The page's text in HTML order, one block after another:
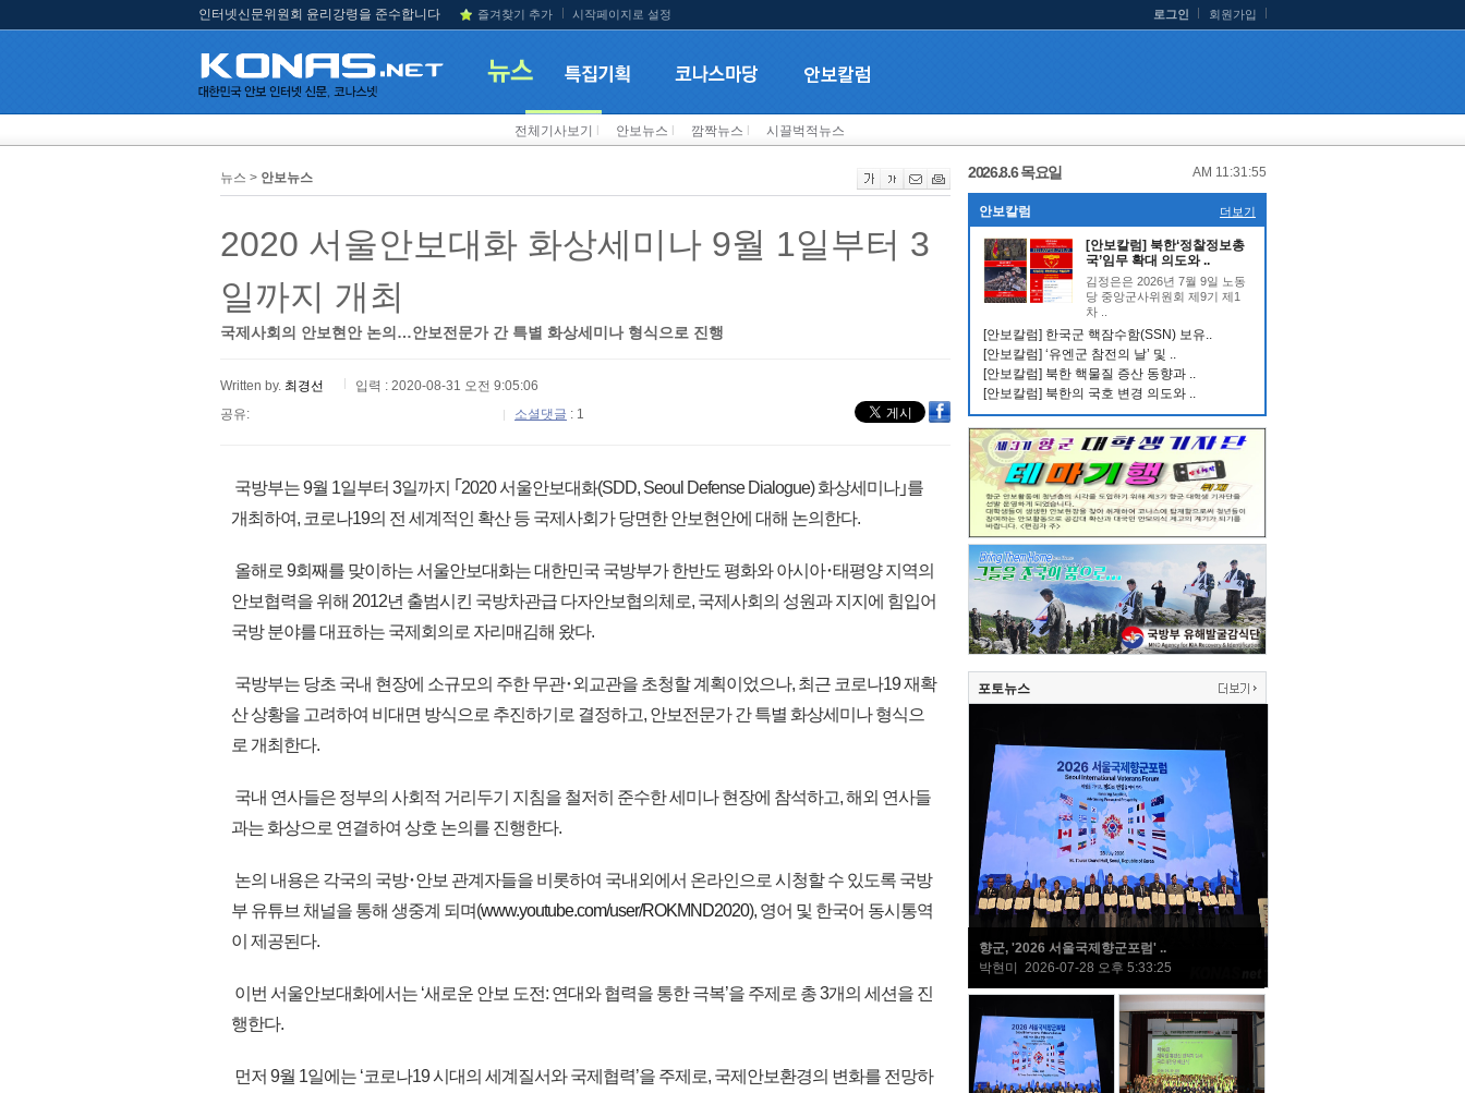
인터넷신문위원회 윤리강령을 준수합니다 즐겨찾기 추가 시작페이지로 설정 로그인 회원가입
전체기사보기 안보뉴스 깜짝뉴스 시끌벅적뉴스
뉴스 > 안보뉴스
2020 서울안보대화 화상세미나 9월 1일부터 3
일까지 개최
국제사회의 안보현안 논의…안보전문가 간 특별 화상세미나 형식으로 진행
Written by. 최경선
입력 : 2020-08-31 오전 9:05:06
공유:
소셜댓글 : 1
국방부는 9월 1일부터 3일까지 ｢2020 서울안보대화(SDD, Seoul Defense Dialogue) 화상세미나｣를
개최하여, 코로나19의 전 세계적인 확산 등 국제사회가 당면한 안보현안에 대해 논의한다.
올해로 9회째를 맞이하는 서울안보대화는 대한민국 국방부가 한반도 평화와 아시아･태평양 지역의
안보협력을 위해 2012년 출범시킨 국방차관급 다자안보협의체로, 국제사회의 성원과 지지에 힘입어
국방 분야를 대표하는 국제회의로 자리매김해 왔다.
국방부는 당초 국내 현장에 소규모의 주한 무관･외교관을 초청할 계획이었으나, 최근 코로나19 재확
산 상황을 고려하여 비대면 방식으로 추진하기로 결정하고, 안보전문가 간 특별 화상세미나 형식으
로 개최한다.
국내 연사들은 정부의 사회적 거리두기 지침을 철저히 준수한 세미나 현장에 참석하고, 해외 연사들
과는 화상으로 연결하여 상호 논의를 진행한다.
논의 내용은 각국의 국방･안보 관계자들을 비롯하여 국내외에서 온라인으로 시청할 수 있도록 국방
부 유튜브 채널을 통해 생중계 되며(www.youtube.com/user/ROKMND2020), 영어 및 한국어 동시통역
이 제공된다.
이번 서울안보대화에서는 ‘새로운 안보 도전: 연대와 협력을 통한 극복’을 주제로 총 3개의 세션을 진
행한다.
먼저 9월 1일에는 ‘코로나19 시대의 세계질서와 국제협력’을 주제로, 국제안보환경의 변화를 전망하
2026.8.6 목요일 AM 11:31:55
안보칼럼 더보기
[안보칼럼] 북한‘정찰정보총
국’임무 확대 의도와 ..
김정은은 2026년 7월 9일 노동
당 중앙군사위원회 제9기 제1
차 ..
[안보칼럼] 한국군 핵잠수함(SSN) 보유..
[안보칼럼] ‘유엔군 참전의 날’ 및 ..
[안보칼럼] 북한 핵물질 증산 동향과 ..
[안보칼럼] 북한의 국호 변경 의도와 ..
포토뉴스
향군, '2026 서울국제향군포럼' ..
박현미 2026-07-28 오후 5:33:25